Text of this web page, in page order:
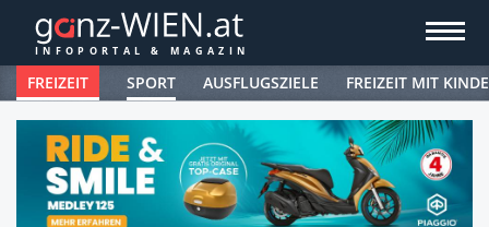
FREIZEIT SPORT AUSFLUGSZIELE FREIZEIT MIT